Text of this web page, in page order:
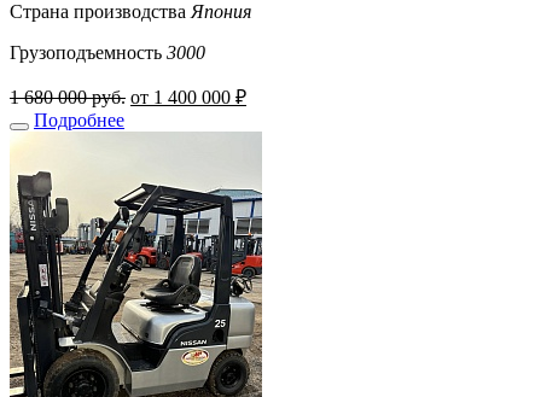
Страна производства Япония
Грузоподъемность 3000
1 680 000 руб. от 1 400 000 ₽
Подробнее